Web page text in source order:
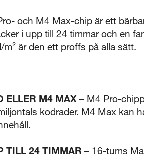
och M4 Max-chip är ett
i upp till 24 timmar och en
är den ett proffs på alla sätt.
ELLER M4 MAX – M4 Pro-
kodrader. M4 Max kan
TILL 24 TIMMAR – 16-tums